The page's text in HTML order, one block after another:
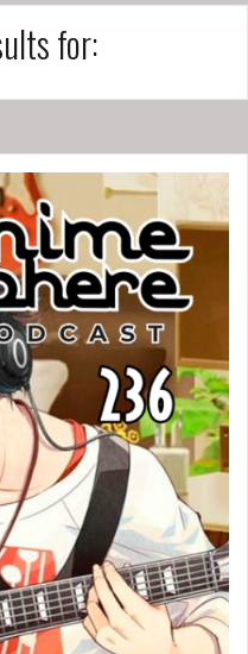
for: